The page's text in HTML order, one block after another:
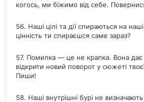
когось, ми біжимо від себе.
56. Наші цілі та дії спираються на
цінність ти спираєшся саме зараз?
57. Помилка — це не крапка. Вона дає
відкрити новий поворот у сюжеті
Пиши!
58. Наші внутрішні бурі не